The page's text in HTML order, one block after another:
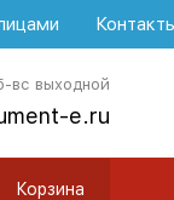
вс выходной
e.ru
Корзина